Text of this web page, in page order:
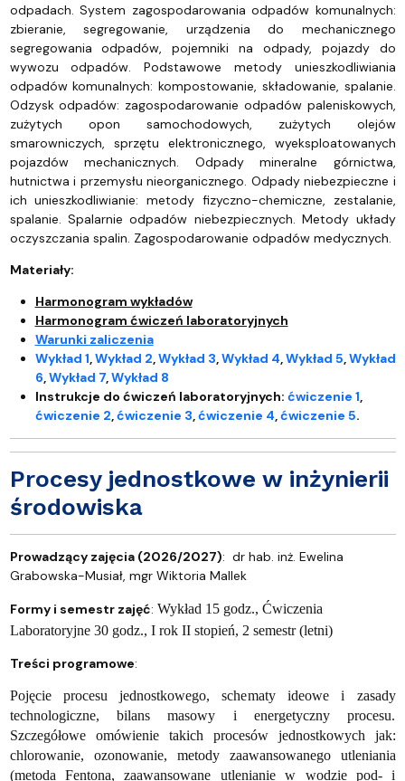
odpadach. System zagospodarowania odpadów komunalnych:
zbieranie, segregowanie, urządzenia do mechanicznego
segregowania odpadów, pojemniki na odpady, pojazdy do
wywozu odpadów. Podstawowe metody unieszkodliwiania
odpadów komunalnych: kompostowanie, składowanie, spalanie.
Odzysk odpadów: zagospodarowanie odpadów paleniskowych,
zużytych opon samochodowych, zużytych olejów
smarowniczych, sprzętu elektronicznego, wyeksploatowanych
pojazdów mechanicznych. Odpady mineralne górnictwa,
hutnictwa i przemysłu nieorganicznego. Odpady niebezpieczne i
ich unieszkodliwianie: metody fizyczno-chemiczne, zestalanie,
spalanie. Spalarnie odpadów niebezpiecznych. Metody układy
oczyszczania spalin. Zagospodarowanie odpadów medycznych.
Materiały:
Harmonogram wykładów
Harmonogram ćwiczeń laboratoryjnych
Warunki zaliczenia
Wykład 1 Wykład 2 Wykład 3 Wykład 4 Wykład 5 Wykład
6 Wykład 7, Wykład 8
Instrukcje do ćwiczeń laboratoryjnych: ćwiczenie 1
ćwiczenie 2 ćwiczenie 3 ćwiczenie 4 ćwiczenie 5.
Procesy jednostkowe w inżynierii
środowiska
Prowadzący zajęcia (2026/2027): dr hab. inż. Ewelina
Grabowska-Musiał, mgr Wiktoria Mallek
Formy i semestr zajęć: Wykład 15 godz., Ćwiczenia
Laboratoryjne 30 godz., I rok II stopień, 2 semestr (letni)
Treści programowe:
Pojęcie procesu jednostkowego, schematy ideowe i zasady
technologiczne, bilans masowy i energetyczny procesu.
Szczegółowe omówienie takich procesów jednostkowych jak:
chlorowanie, ozonowanie, metody zaawansowanego utleniania
(metoda Fentona, zaawansowane utlenianie w wodzie pod- i